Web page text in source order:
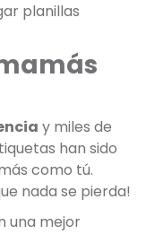
planillas
y miles de
han sido
como tú.
nada se pierda!
una mejor